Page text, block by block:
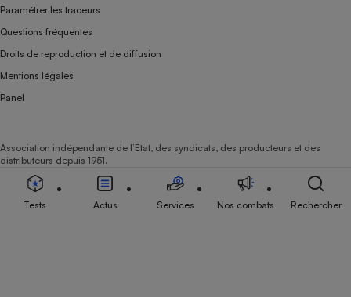
Paramétrer les traceurs
Questions fréquentes
Droits de reproduction et de diffusion
Mentions légales
Panel
Association indépendante de l’État, des syndicats, des producteurs et des
distributeurs depuis 1951.
Tests Actus Services Nos combats Rechercher